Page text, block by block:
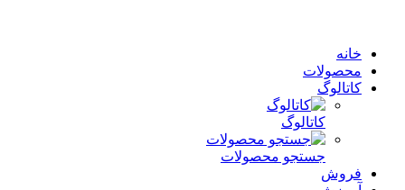
خانه
محصولات
کاتالوگ
کاتالوگ
جستجو محصولات
فروش